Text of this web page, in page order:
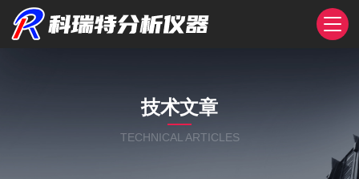
技术文章
TECHNICAL ARTICLES